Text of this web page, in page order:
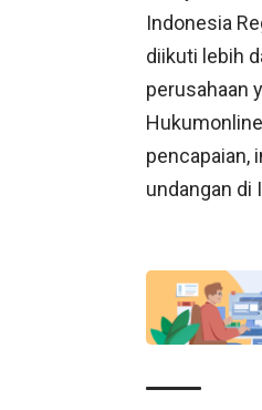
Indonesia
diikuti lebih
perusahaan
pencapaian,
undangan di